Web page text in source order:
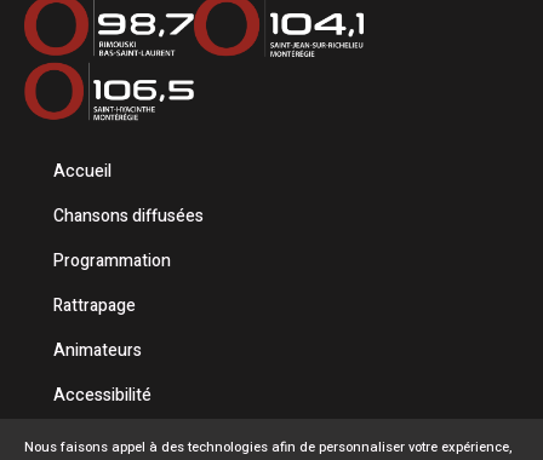
Accueil
Chansons diffusées
Programmation
Rattrapage
Animateurs
Accessibilité
Politique de confidentialité
Nous faisons appel à des technologies afin de personnaliser votre expérience,